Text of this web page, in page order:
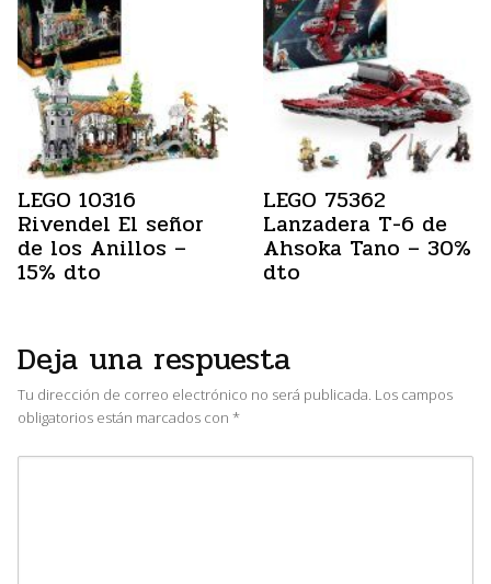
LEGO 10316
Rivendel El señor
de los Anillos –
15% dto
LEGO 75362
Lanzadera T-6 de
Ahsoka Tano – 30%
dto
Deja una respuesta
Tu dirección de correo electrónico no será publicada. Los campos
obligatorios están marcados con *